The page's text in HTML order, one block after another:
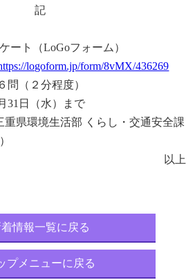
記
ート（LoGoフォーム）
logoform.jp/form/8vMX/436269
問（２分程度）
31日（水）まで
重県環境生活部 くらし・交通安全課
以上
情報一覧に戻る
プメニューに戻る